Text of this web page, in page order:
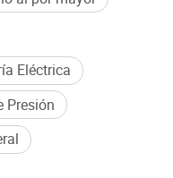
de dregs, un
del tambor
filtración, el motor
del tambor para
aguas residuales
después de filtrar, y
Eléctrica
Presión